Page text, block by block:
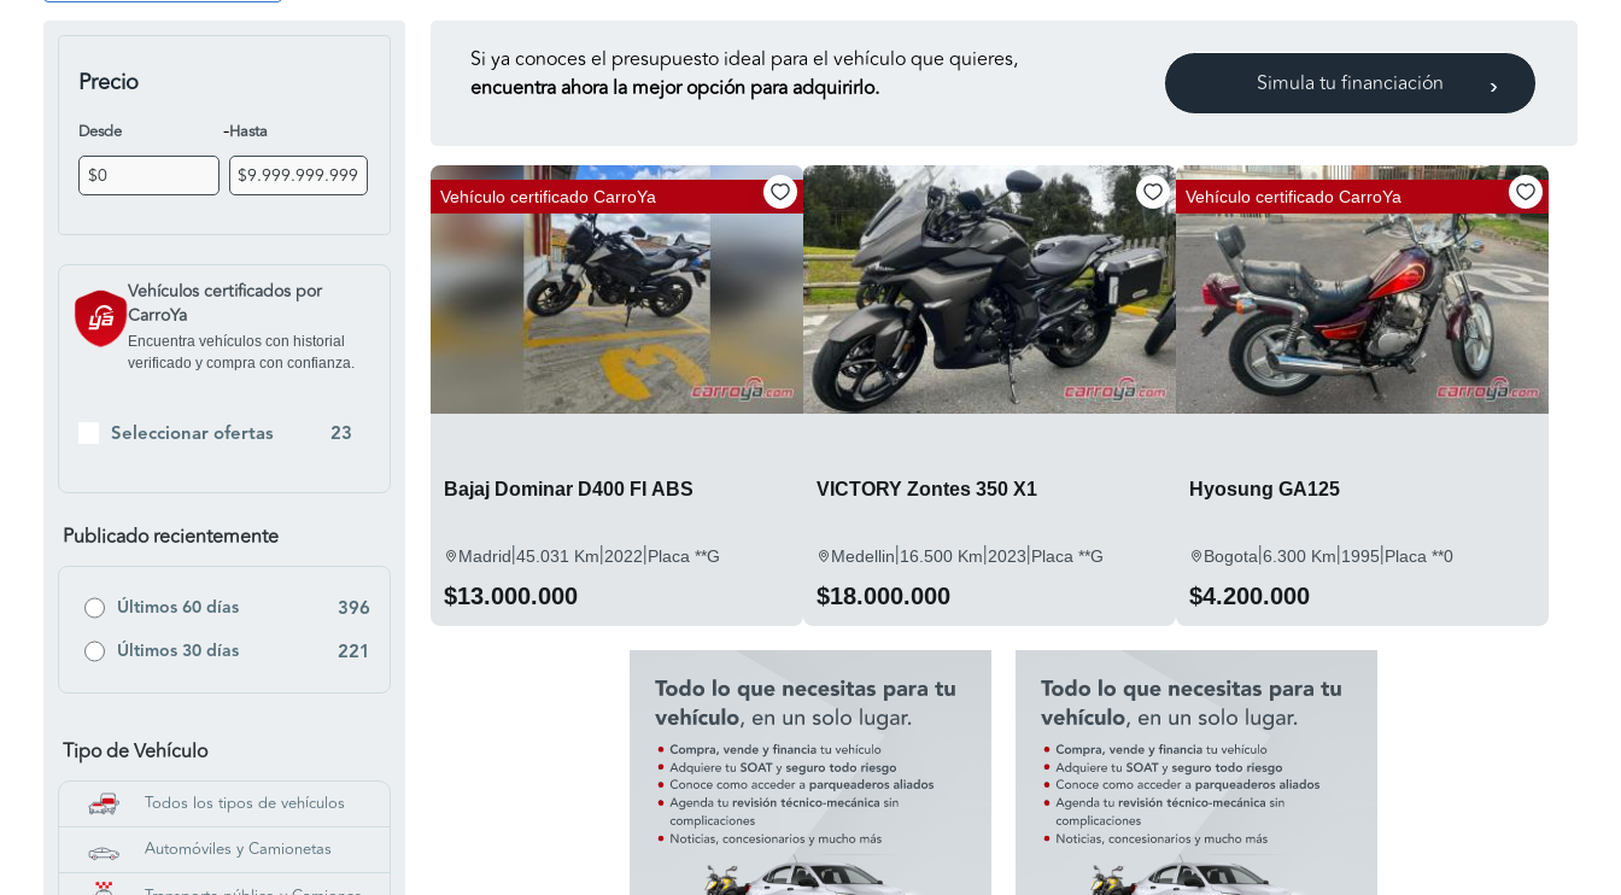
Precio
Desde -Hasta
Vehículos certificados por
CarroYa
Encuentra vehículos con historial
verificado y compra con confianza.
Seleccionar ofertas 23
Publicado recientemente
Últimos 60 días 396
Últimos 30 días 221
Tipo de Vehículo
Todos los tipos de vehículos
Automóviles y Camionetas
Si ya conoces el presupuesto ideal para el vehículo que quieres,
encuentra ahora la mejor opción para adquirirlo.
Simula tu financiación
Vehículo certificadoCarroYa
Bajaj Dominar D400 FI ABS
Madrid|45.031 Km|2022|Placa **G
$13.000.000
VICTORY Zontes 350 X1
Medellin|16.500 Km|2023|Placa **G
$18.000.000
Vehículo certificado CarroYa
Hyosung GA125
Bogota|6.300 Km|1995|Placa **0
$4.200.000